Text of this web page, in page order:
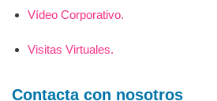
Vídeo Corporativo.
Visitas Virtuales.
Contacta con nosotros